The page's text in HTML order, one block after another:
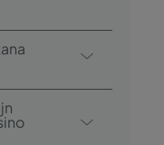
is vanaf
12.00 uur.
buffet.